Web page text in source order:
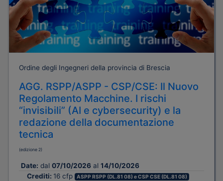
Ordine degli Ingegneri della provincia di Brescia
AGG. RSPP/ASPP - CSP/CSE: Il Nuovo
Regolamento Macchine. I rischi
“invisibili” (AI e cybersecurity) e la
redazione della documentazione
tecnica
(edizione 2)
Date: dal 07/10/2026 al 14/10/2026
Crediti: 16 cfp ASPP RSPP (DL.81 08) e CSP CSE (DL.81 08)